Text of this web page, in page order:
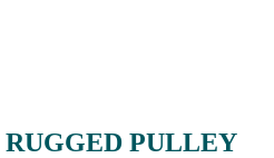
PULLEY